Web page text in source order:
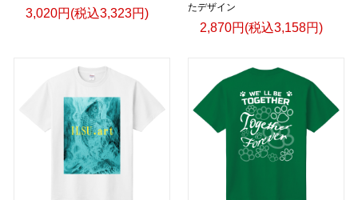
3,020円(税込3,323円)
たデザイン
2,870円(税込3,158円)